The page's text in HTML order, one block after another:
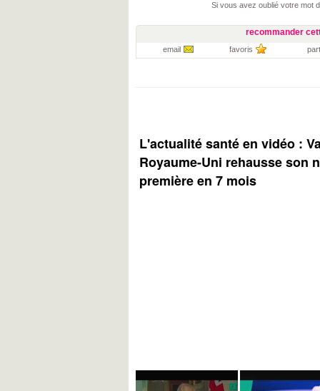
Si vous avez oublié votre mot
recommander
email favoris
L'actualité santé en vidéo :
Royaume-Uni rehausse son
première en 7 mois